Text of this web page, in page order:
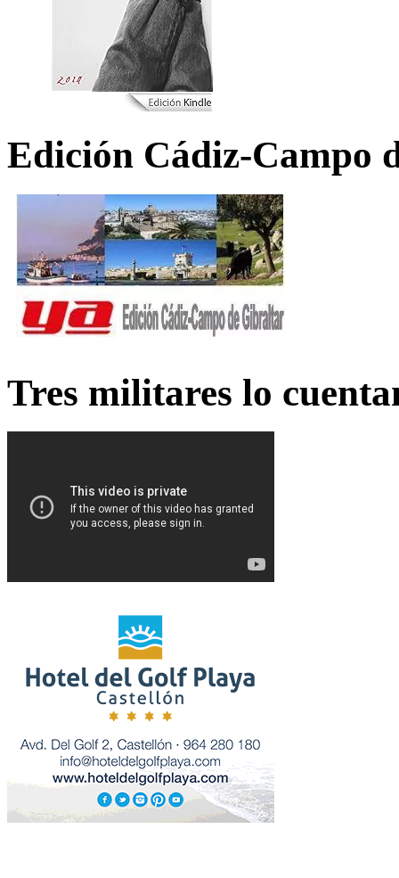
Edición Cádiz-Campo
Tres militares lo